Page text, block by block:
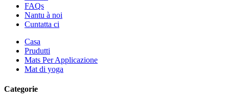
FAQs
Nantu à noi
Cuntatta ci
Casa
Prudutti
Mats Per Applicazione
Mat di yoga
Categorie